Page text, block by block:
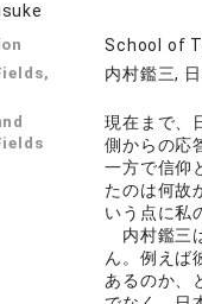
School of
内村鑑三,
現在まで、
側からの応
一方で信仰
たのは何故
いう点に私
内村鑑三
ん。例えば
あるのか、